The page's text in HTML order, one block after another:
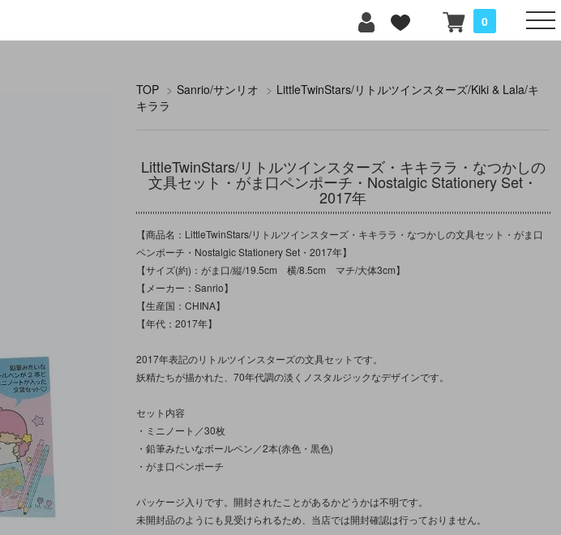
0
TOP > Sanrio/サンリオ > LittleTwinStars/リトルツインスターズ/Kiki & Lala/キ
キララ
LittleTwinStars/リトルツインスターズ・キキララ・なつかしの
文具セット・がま口ペンポーチ・Nostalgic Stationery Set・
2017年
【商品名：LittleTwinStars/リトルツインスターズ・キキララ・なつかしの文具セット・がま口
ペンポーチ・Nostalgic Stationery Set・2017年】
【サイズ(約)：がま口/縦/19.5cm 横/8.5cm マチ/大体3cm】
【メーカー：Sanrio】
【生産国：CHINA】
【年代：2017年】
2017年表記のリトルツインスターズの文具セットです。
妖精たちが描かれた、70年代調の淡くノスタルジックなデザインです。
セット内容
・ミニノート／30枚
・鉛筆みたいなボールペン／2本(赤色・黒色)
・がま口ペンポーチ
パッケージ入りです。開封されたことがあるかどうかは不明です。
未開封品のようにも見受けられるため、当店では開封確認は行っておりません。